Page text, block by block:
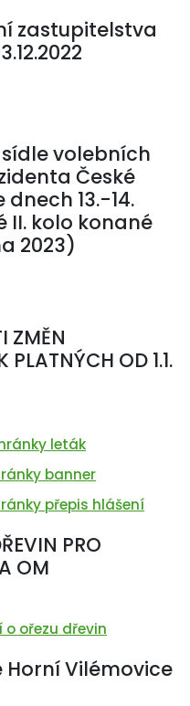
zastupitelstva
volebních
České
13.-14.
II. kolo konané
2023)
ZMĚN
OD 1.1.
leták
banner
přepis hlášení
PRO
OM
o ořezu dřevin
Vilémovice